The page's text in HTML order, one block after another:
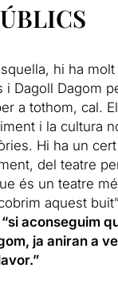
hi ha
i Dagoll Dagom
a tothom, cal.
i la cultura
Hi ha un
del teatre
és un teatre
aquest
“si aconseguim
ja aniran a